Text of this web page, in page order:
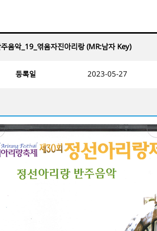
음악_19_엮음자진아리랑 (MR:남자 Key)
등록일 2023-05-27